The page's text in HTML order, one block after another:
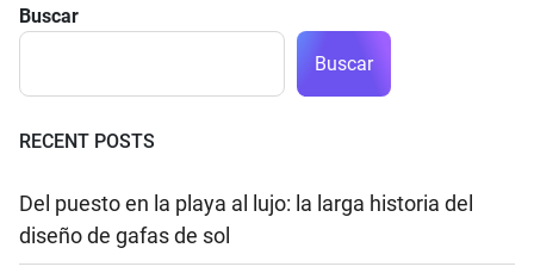
Buscar
Buscar
RECENT POSTS
Del puesto en la playa al lujo: la larga historia del
diseño de gafas de sol